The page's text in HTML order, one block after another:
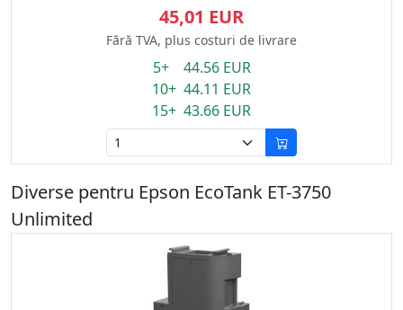
45,01 EUR
Fără TVA, plus costuri de livrare
5+ 44.56 EUR
10+ 44.11 EUR
15+ 43.66 EUR
Diverse pentru Epson EcoTank ET-3750
Unlimited